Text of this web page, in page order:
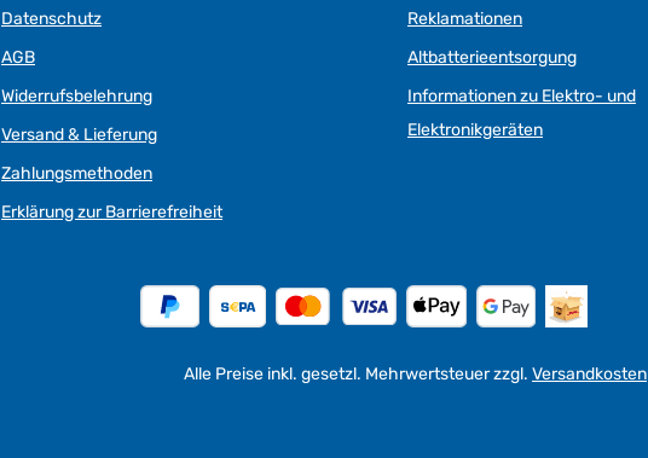
Datenschutz
AGB
Widerrufsbelehrung
Versand & Lieferung
Zahlungsmethoden
Erklärung zur Barrierefreiheit
Reklamationen
Altbatterieentsorgung
Informationen zu Elektro- und
Elektronikgeräten
Alle Preise inkl. gesetzl. Mehrwertsteuer zzgl. Versandkosten